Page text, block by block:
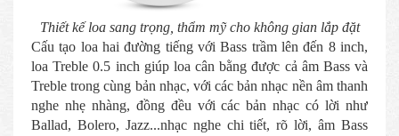
Thiết kế loa sang trọng, thẩm mỹ cho không gian lắp đặt
Cấu tạo loa hai đường tiếng với Bass trầm lên đến 8 inch,
loa Treble 0.5 inch giúp loa cân bằng được cả âm Bass và
Treble trong cùng bản nhạc, với các bản nhạc nền âm thanh
nghe nhẹ nhàng, đồng đều với các bản nhạc có lời như
Ballad, Bolero, Jazz...nhạc nghe chi tiết, rõ lời, âm Bass